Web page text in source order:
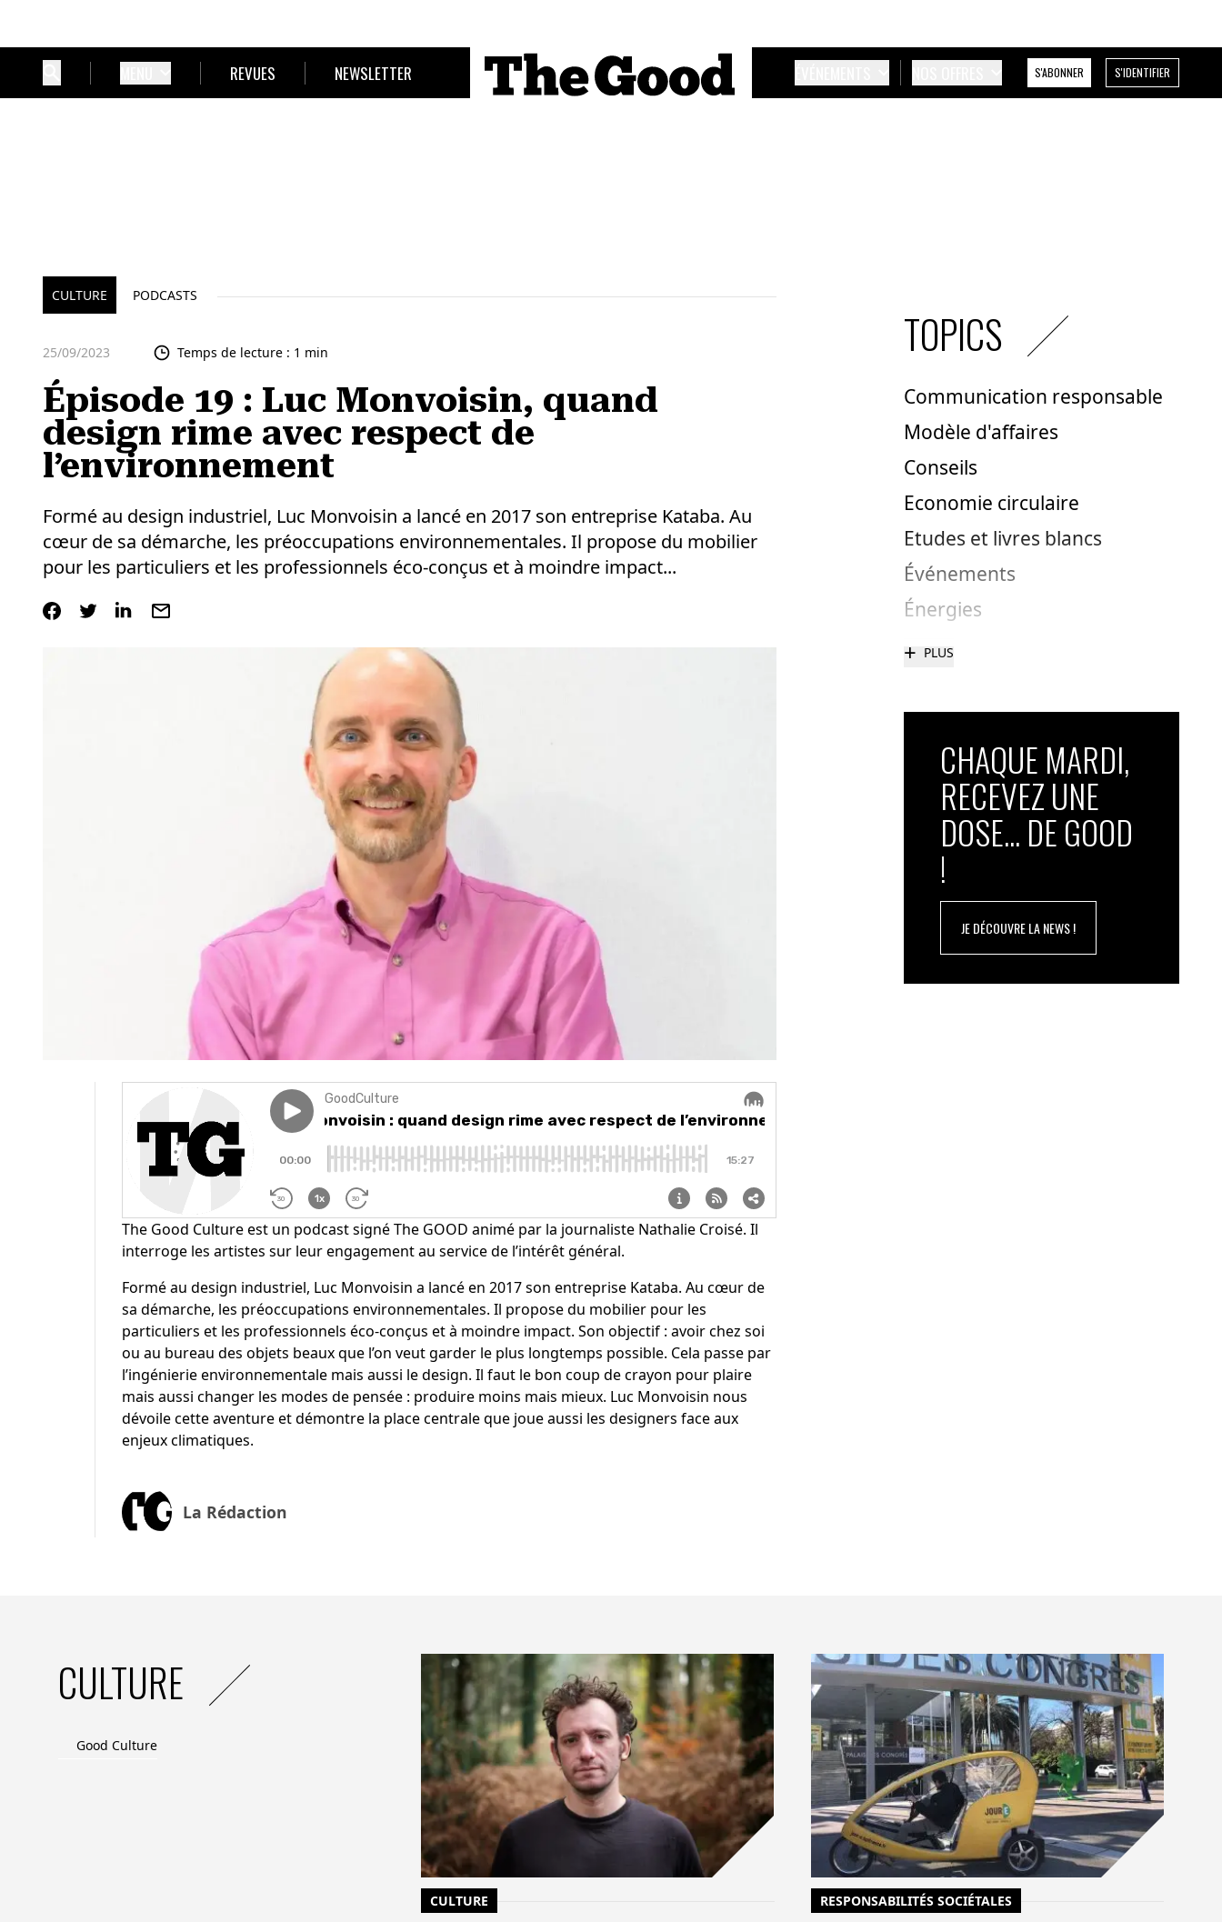
REVUES NEWSLETTER S'ABONNER S'IDENTIFIER
CULTURE PODCASTS
25/09/2023 Temps de lecture : 1 min
Épisode 19 : Luc Monvoisin, quand
design rime avec respect de
l’environnement
Formé au design industriel, Luc Monvoisin a lancé en 2017 son entreprise Kataba. Au
cœur de sa démarche, les préoccupations environnementales. Il propose du mobilier
pour les particuliers et les professionnels éco-conçus et à moindre impact...
The Good Culture est un podcast signé The GOOD animé par la journaliste Nathalie Croisé. Il
interroge les artistes sur leur engagement au service de l’intérêt général.
Formé au design industriel, Luc Monvoisin a lancé en 2017 son entreprise Kataba. Au cœur de
sa démarche, les préoccupations environnementales. Il propose du mobilier pour les
particuliers et les professionnels éco-conçus et à moindre impact. Son objectif : avoir chez soi
ou au bureau des objets beaux que l’on veut garder le plus longtemps possible. Cela passe par
l’ingénierie environnementale mais aussi le design. Il faut le bon coup de crayon pour plaire
mais aussi changer les modes de pensée : produire moins mais mieux. Luc Monvoisin nous
dévoile cette aventure et démontre la place centrale que joue aussi les designers face aux
enjeux climatiques.
La Rédaction
TOPICS
Communication responsable
Modèle d'affaires
Conseils
Economie circulaire
Etudes et livres blancs
Événements
Énergies
+ PLUS
CHAQUE MARDI,
RECEVEZ UNE
DOSE... DE GOOD
!
JE DÉCOUVRE LA NEWS !
CULTURE
Good Culture
CULTURE RESPONSABILITÉS SOCIÉTALES